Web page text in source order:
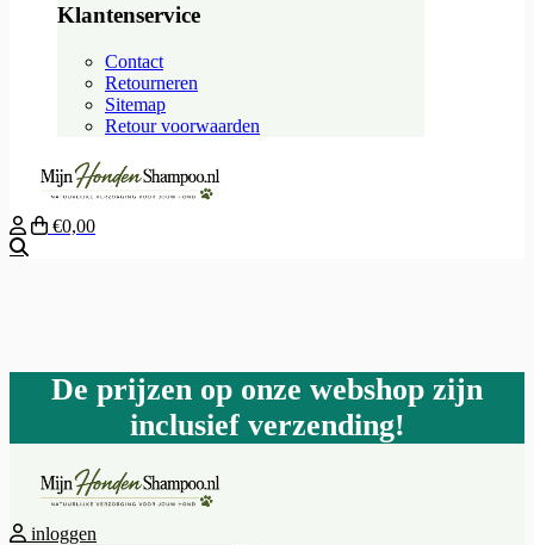
Klantenservice
Contact
Retourneren
Sitemap
Retour voorwaarden
€0,00
De prijzen op onze webshop zijn
inclusief verzending!
inloggen